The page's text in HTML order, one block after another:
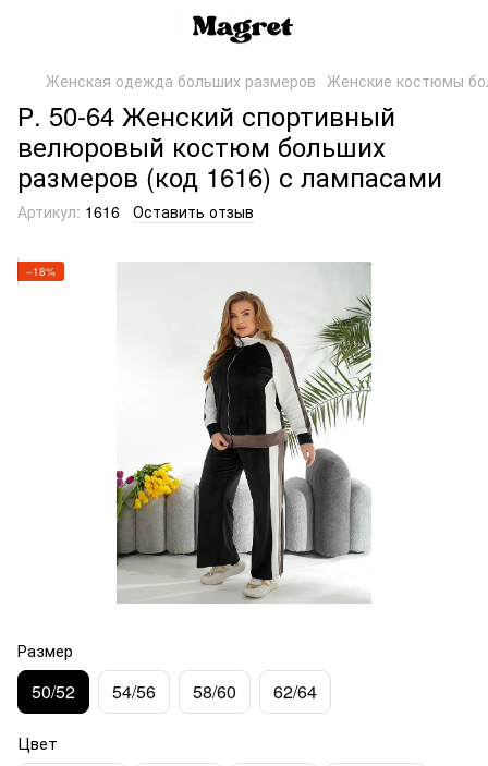
Женская одежда больших размеров Женские костюмы
Р. 50-64 Женский спортивный
велюровый костюм больших
размеров (код 1616) с лампасами
Артикул: 1616 Оставить отзыв
−18%
Размер
50/52 54/56 58/60 62/64
Цвет